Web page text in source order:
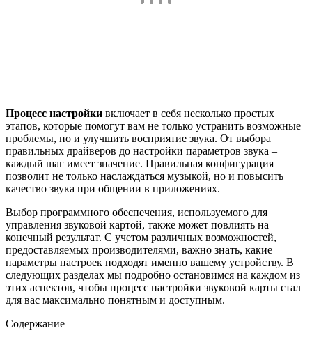
Процесс настройки включает в себя несколько простых
этапов, которые помогут вам не только устранить возможные
проблемы, но и улучшить восприятие звука. От выбора
правильных драйверов до настройки параметров звука –
каждый шаг имеет значение. Правильная конфигурация
позволит не только наслаждаться музыкой, но и повысить
качество звука при общении в приложениях.
Выбор программного обеспечения, используемого для
управления звуковой картой, также может повлиять на
конечный результат. С учетом различных возможностей,
предоставляемых производителями, важно знать, какие
параметры настроек подходят именно вашему устройству. В
следующих разделах мы подробно остановимся на каждом из
этих аспектов, чтобы процесс настройки звуковой карты стал
для вас максимально понятным и доступным.
Содержание